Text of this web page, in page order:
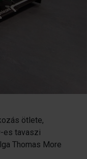
ötlete,
es tavaszi
Thomas More